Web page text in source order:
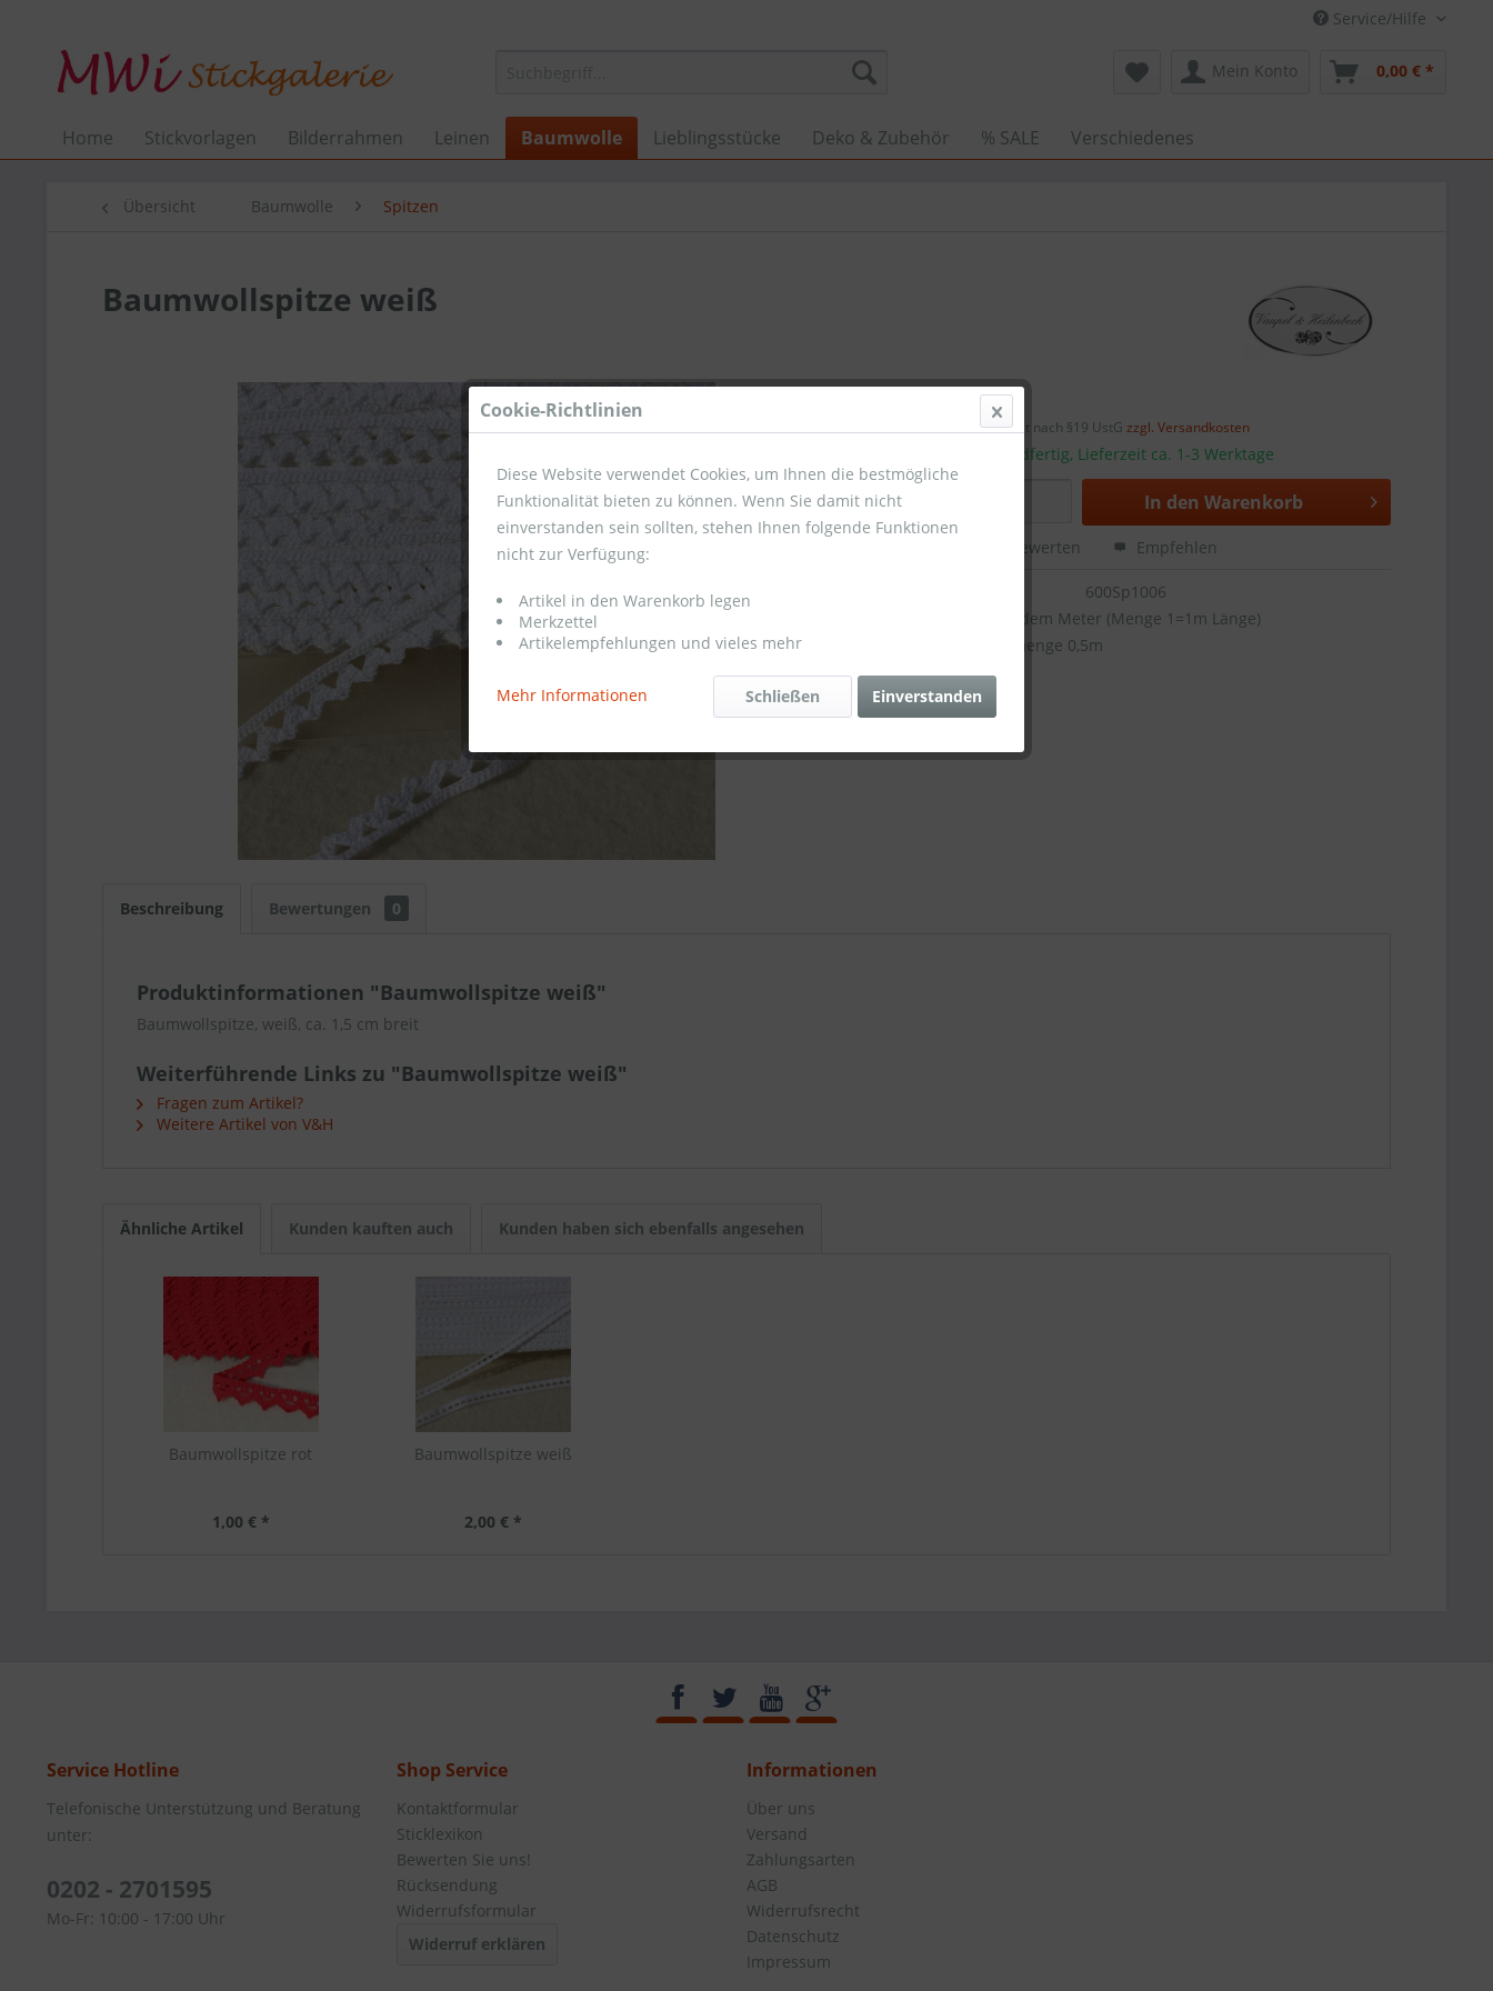
Service/Hilfe
Mein Konto 0,00 € *
Home Stickvorlagen Bilderrahmen Leinen Baumwolle Lieblingsstücke Deko & Zubehör % SALE Verschiedenes
Übersicht Baumwolle Spitzen
Baumwollspitze weiß
1,15 € *
Umsatzsteuerbefreit nach §19 UstGzzgl. Versandkosten
Sofort versandfertig, Lieferzeit ca. 1-3 Werktage
In den Warenkorb
Bewerten Empfehlen
600Sp1006
Preis pro laufendem Meter (Menge 1=1m Länge)
Mindestbestellmenge 0,5m
Beschreibung Bewertungen 0
Produktinformationen "Baumwollspitze weiß"
Baumwollspitze, weiß, ca. 1,5 cm breit
Weiterführende Links zu "Baumwollspitze weiß"
Fragen zum Artikel?
Weitere Artikel von V&H
Ähnliche Artikel Kunden kauften auch Kunden haben sich ebenfalls angesehen
Baumwollspitze rot
1,00 € *
Baumwollspitze weiß
2,00 € *
Service Hotline
Telefonische Unterstützung und Beratung
unter:
0202 - 2701595
Mo-Fr: 10:00 - 17:00 Uhr
Shop Service
Kontaktformular
Sticklexikon
Bewerten Sie uns!
Rücksendung
Widerrufsformular
Widerruf erklären
Informationen
Über uns
Versand
Zahlungsarten
AGB
Widerrufsrecht
Datenschutz
Impressum
Cookie-Richtlinien
Diese Website verwendet Cookies, um Ihnen die bestmögliche
Funktionalität bieten zu können. Wenn Sie damit nicht
einverstanden sein sollten, stehen Ihnen folgende Funktionen
nicht zur Verfügung:
Artikel in den Warenkorb legen
Merkzettel
Artikelempfehlungen und vieles mehr
Mehr Informationen Einverstanden
Schließen